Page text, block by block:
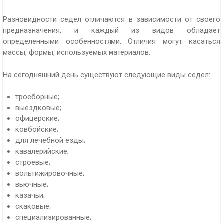
Разновидности седел отличаются в зависимости от своего
предназначения, и каждый из видов обладает
определенными особенностями. Отличия могут касаться
массы, формы, используемых материалов.
На сегодняшний день cуществуют следующие виды седел:
троеборные;
выездковые;
офицерские;
ковбойские;
для лечебной езды;
кавалерийские;
строевые;
вольтижировочные;
вьючные;
казачьи;
скаковые;
специализированные;